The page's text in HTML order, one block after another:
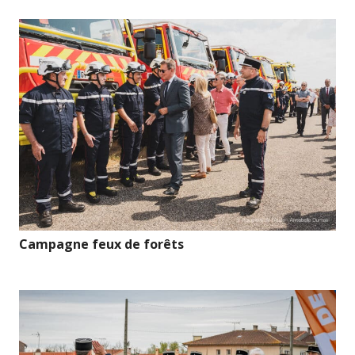
Campagne feux de forêts